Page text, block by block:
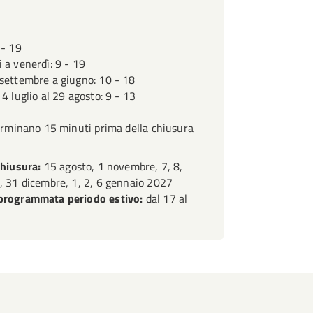
conferenze e incontri
del Giardino
d’insieme della raccolta
particolari e curiosi anche non
sul vernacolo fiorentino.
di circa 600 volumi, tutti
sul Giappone
19
a venerdì: 9 - 19
a giugno: 10 - 18
luglio al 29 agosto: 9 - 13
15 minuti prima della chiusura
15 agosto, 1 novembre, 7, 8,
31 dicembre, 1, 2, 6 gennaio 2027
periodo estivo: dal 17 al